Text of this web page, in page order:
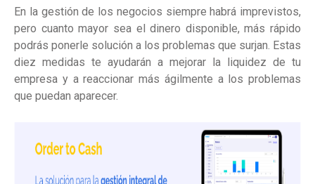
En la gestión de los negocios siempre habrá imprevistos,
pero cuanto mayor sea el dinero disponible, más rápido
podrás ponerle solución a los problemas que surjan. Estas
diez medidas te ayudarán a mejorar la liquidez de tu
empresa y a reaccionar más ágilmente a los problemas
que puedan aparecer.